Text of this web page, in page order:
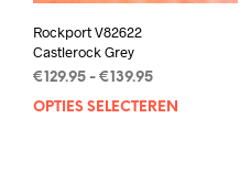
Rockport V82622
Castlerock Grey
€ 129.95 - € 139.95Prijsklasse:
€129.95
OPTIES SELECTEREN